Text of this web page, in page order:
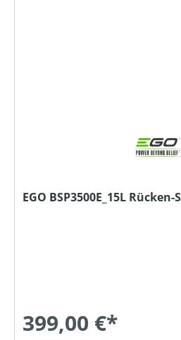
EGO BSP3500E_15L
399,00 €*